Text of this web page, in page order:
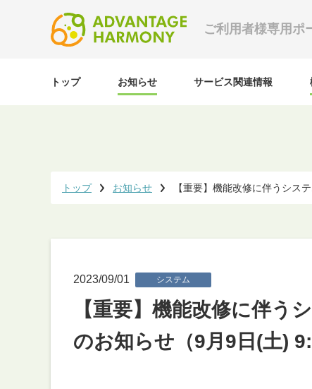
ご利用者様専用ポ
トップ お知らせ サービス関連情報
トップ お知らせ 【重要】機能改修に伴うシス
2023/09/01 システム
【重要】機能改修に伴
のお知らせ（9月9日(土)